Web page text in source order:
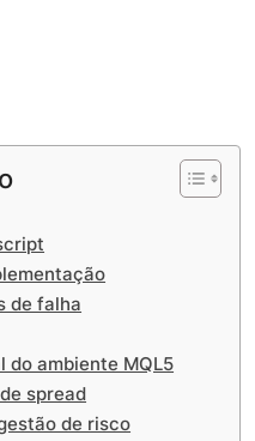
de falha
do ambiente MQL5
spread
de risco